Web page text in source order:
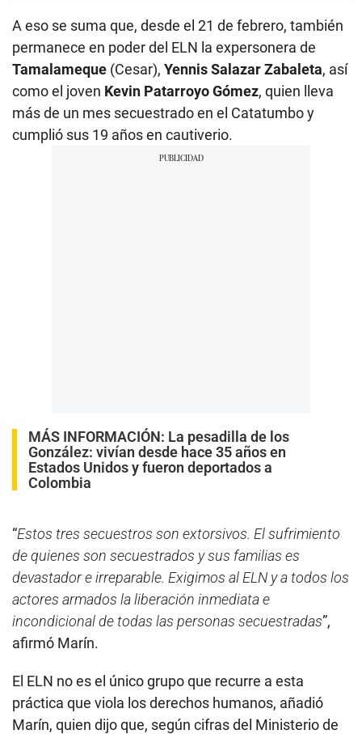
A eso se suma que, desde el 21 de febrero, también
permanece en poder del ELN la expersonera de
Tamalameque (Cesar), Yennis Salazar Zabaleta, así
como el joven Kevin Patarroyo Gómez, quien lleva
más de un mes secuestrado en el Catatumbo y
cumplió sus 19 años en cautiverio.
MÁS INFORMACIÓN: La pesadilla de los
González: vivían desde hace 35 años en
Estados Unidos y fueron deportados a
Colombia
“Estos tres secuestros son extorsivos. El sufrimiento
de quienes son secuestrados y sus familias es
devastador e irreparable. Exigimos al ELN y a todos los
actores armados la liberación inmediata e
incondicional de todas las personas secuestradas”,
afirmó Marín.
El ELN no es el único grupo que recurre a esta
práctica que viola los derechos humanos, añadió
Marín, quien dijo que, según cifras del Ministerio de